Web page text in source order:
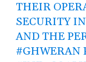
THEIR
SECURITY IN
AND THE
#GHWERAN